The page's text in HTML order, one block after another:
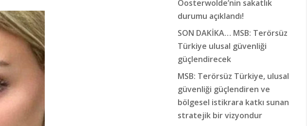
Oosterwolde’nin sakatlık
durumu açıklandı!
SON DAKİKA… MSB: Terörsüz
Türkiye ulusal güvenliği
güçlendirecek
MSB: Terörsüz Türkiye, ulusal
güvenliği güçlendiren ve
bölgesel istikrara katkı sunan
stratejik bir vizyondur